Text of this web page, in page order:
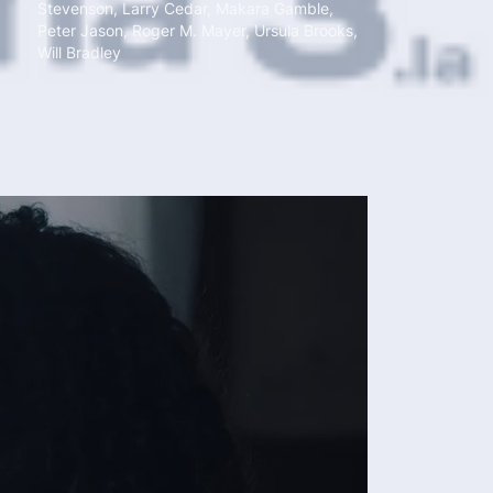
Stevenson,Larry Cedar Makara Gamble,
Peter Jason,Roger M. Mayer ,Ursula Brooks,
Will Bradley